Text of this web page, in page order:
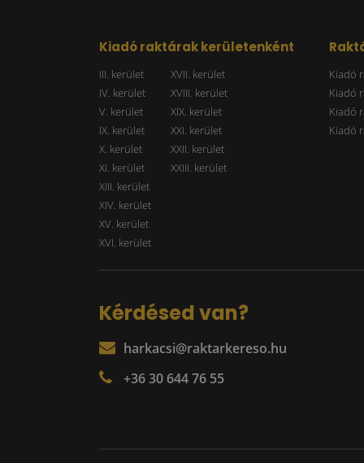
Kiadó raktárak kerületenként
III. kerület
IV. kerület
V. kerület
IX. kerület
X. kerület
XI. kerület
XIII. kerület
XIV. kerület
XV. kerület
XVI. kerület
XVII. kerület
XVIII. kerület
XIX. kerület
XXI. kerület
XXII. kerület
XXIII. kerület
Kiadó
Kiadó
Kiadó
Kiadó
Kérdésed van?
harkacsi@raktarkereso.hu
+36 30 644 76 55